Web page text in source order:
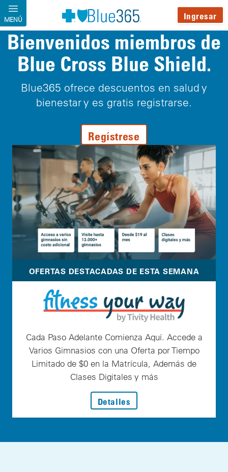
Pasar al contenido principal
MENÚ Ingresar
Bienvenidos miembros de
Blue Cross Blue Shield.
Blue365 ofrece descuentos en salud y
bienestar y es gratis registrarse.
Regístrese
OFERTAS DESTACADAS DE ESTA SEMANA
Cada Paso Adelante Comienza Aquí. Accede a
Varios Gimnasios con una Oferta por Tiempo
Limitado de $0 en la Matrícula, Además de
Clases Digitales y más
Detalles